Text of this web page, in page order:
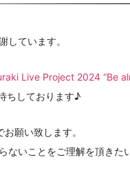
しています。
Live Project 2024 “Be
ちしております♪
願い致します。
いことをご理解を頂きた